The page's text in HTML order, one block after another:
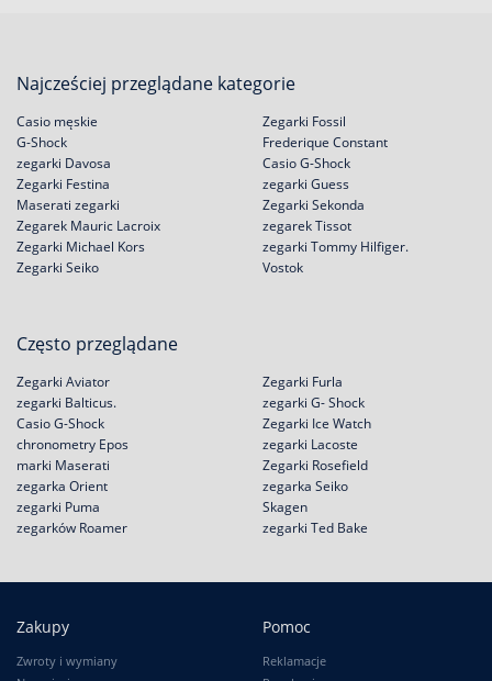
Najcześciej przeglądane kategorie
Casio męskie
G-Shock
zegarki Davosa
Zegarki Festina
Zegarki Fossil
Frederique Constant
Casio G-Shock
zegarki Guess
Maserati zegarki
Zegarek Mauric Lacroix
Zegarki Michael Kors
Zegarki Seiko
Zegarki Sekonda
zegarek Tissot
zegarki Tommy Hilfiger.
Vostok
Często przeglądane
Zegarki Aviator
zegarki Balticus.
Casio G-Shock
chronometry Epos
Zegarki Furla
zegarki G- Shock
Zegarki Ice Watch
zegarki Lacoste
marki Maserati
zegarka Orient
zegarki Puma
zegarków Roamer
Zegarki Rosefield
zegarka Seiko
Skagen
zegarki Ted Bake
Zakupy
Zwroty i wymiany
Pomoc
Reklamacje